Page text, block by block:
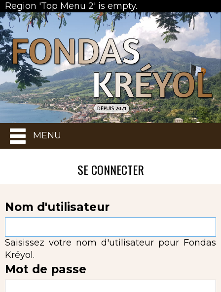
Region 'Top Menu 2' is empty.
MENU
SE CONNECTER
Nom d'utilisateur
Saisissez votre nom d'utilisateur pour Fondas
Kréyol.
Mot de passe